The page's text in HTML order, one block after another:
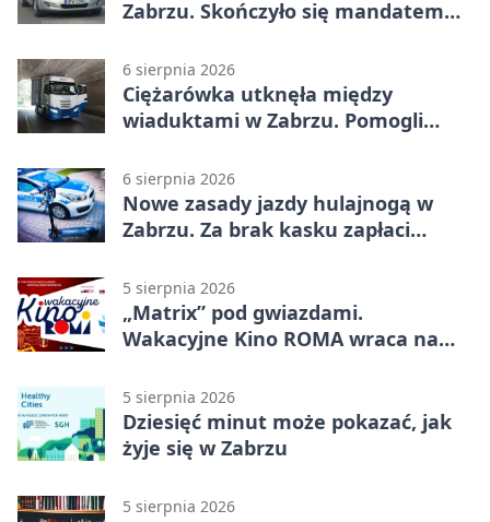
Zabrzu. Skończyło się mandatem
6 sierpnia 2026
Ciężarówka utknęła między
wiaduktami w Zabrzu. Pomogli
6 sierpnia 2026
Nowe zasady jazdy hulajnogą w
Zabrzu. Za brak kasku zapłaci
5 sierpnia 2026
„Matrix” pod gwiazdami.
Wakacyjne Kino ROMA wraca na
5 sierpnia 2026
Dziesięć minut może pokazać, jak
żyje się w Zabrzu
5 sierpnia 2026